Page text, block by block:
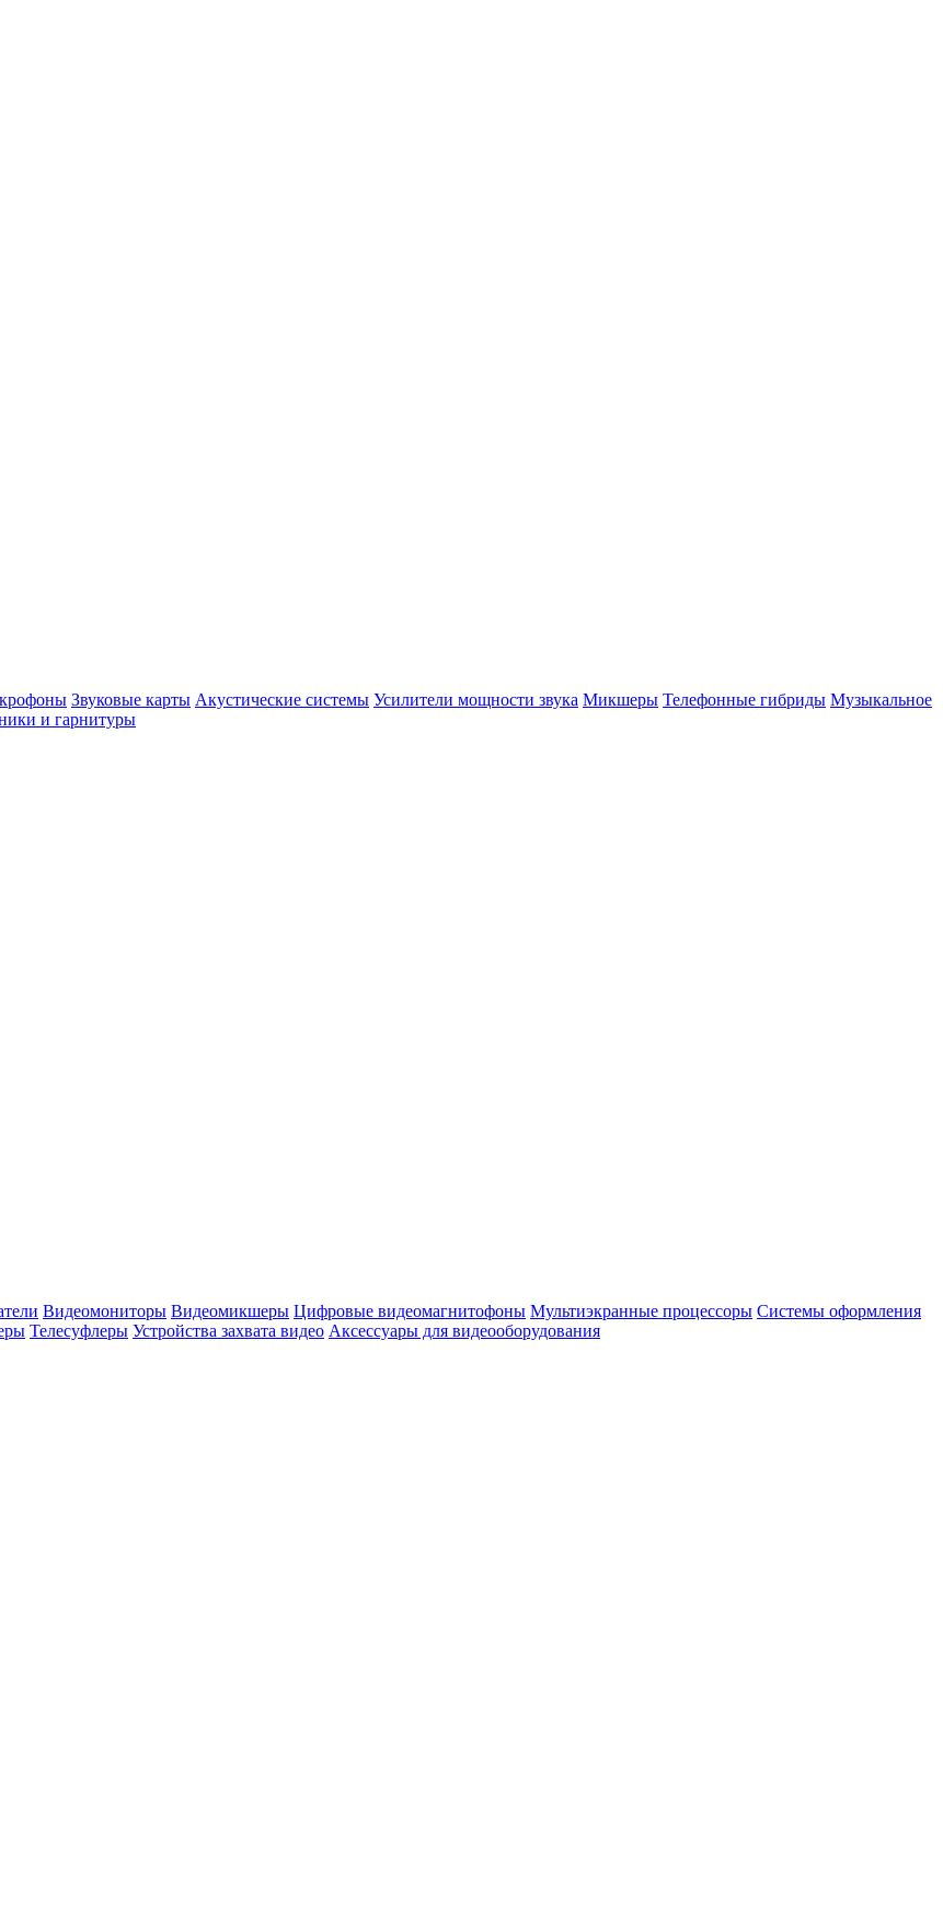
Звуковые карты Акустические системы Усилители мощности звука Микшеры Телефонные гибриды Музыкальное
и гарнитуры
Видеомониторы Видеомикшеры Цифровые видеомагнитофоны Мультиэкранные процессоры Системы оформления
Телесуфлеры Устройства захвата видео Аксессуары для видеооборудования